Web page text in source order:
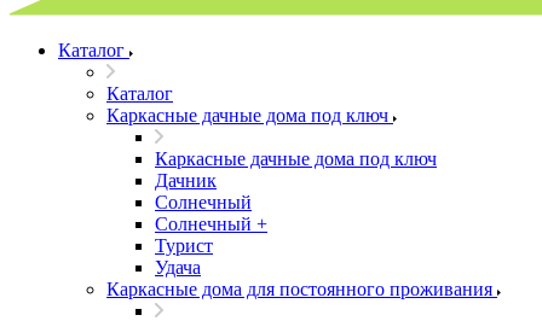
Каталог
Каталог
Каркасные дачные дома под ключ
Каркасные дачные дома под ключ
Дачник
Солнечный
Солнечный +
Турист
Удача
Каркасные дома для постоянного проживания